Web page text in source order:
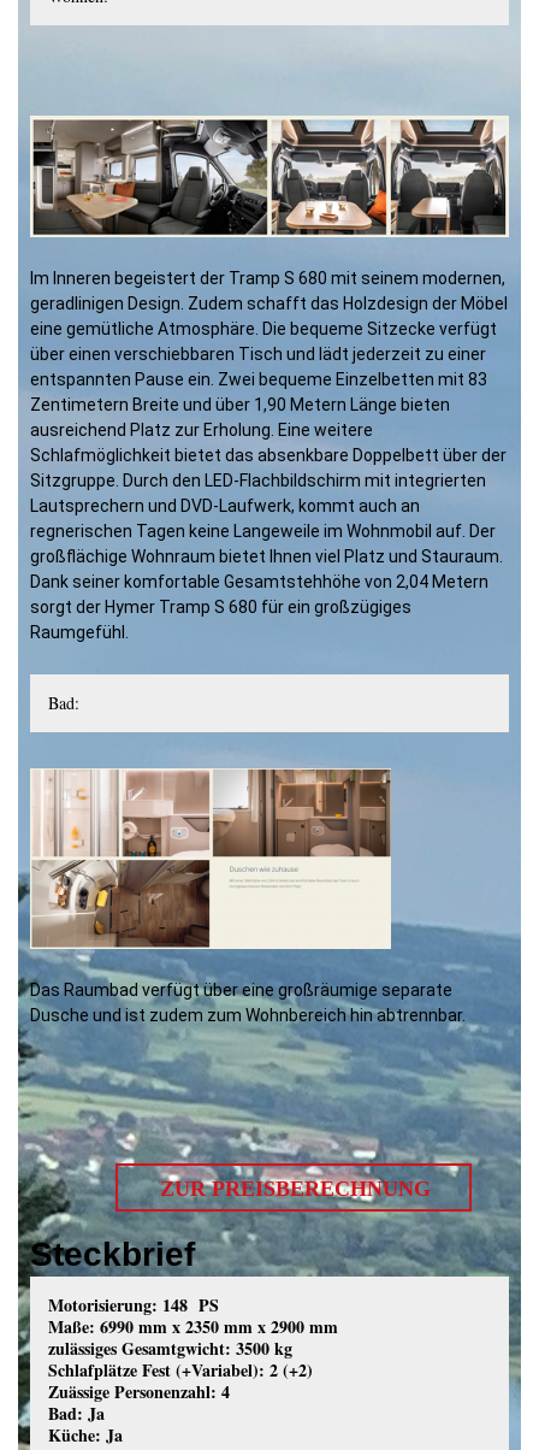
Im Inneren begeistert der Tramp S 680 mit seinem modernen,
geradlinigen Design. Zudem schafft das Holzdesign der Möbel
eine gemütliche Atmosphäre. Die bequeme Sitzecke verfügt
über einen verschiebbaren Tisch und lädt jederzeit zu einer
entspannten Pause ein. Zwei bequeme Einzelbetten mit 83
Zentimetern Breite und über 1,90 Metern Länge bieten
ausreichend Platz zur Erholung. Eine weitere
Schlafmöglichkeit bietet das absenkbare Doppelbett über der
Sitzgruppe. Durch den LED-Flachbildschirm mit integrierten
Lautsprechern und DVD-Laufwerk, kommt auch an
regnerischen Tagen keine Langeweile im Wohnmobil auf. Der
großflächige Wohnraum bietet Ihnen viel Platz und Stauraum.
Dank seiner komfortable Gesamtstehhöhe von 2,04 Metern
sorgt der Hymer Tramp S 680 für ein großzügiges
Raumgefühl.
Bad:
Das Raumbad verfügt über eine großräumige separate
Dusche und ist zudem zum Wohnbereich hin abtrennbar.
ZUR PREISBERECHNUNG
Steckbrief
Motorisierung: 148 PS
Maße: 6990 mm x 2350 mm x 2900 mm
zulässiges Gesamtgwicht: 3500 kg
Schlafplätze Fest (+Variabel): 2 (+2)
Zuässige Personenzahl: 4
Bad: Ja
Küche: Ja